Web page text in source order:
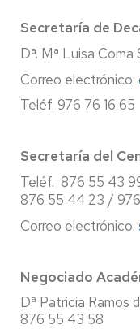
Secretaría de
Dª. Mª Luisa
Correo electrónico:
Teléf. 976 76 16 65
Secretaría del
Teléf. 876 55 43
876 55 44 23 /
Correo electrónico:
Negociado
Dª Patricia Ramos
876 55 43 58